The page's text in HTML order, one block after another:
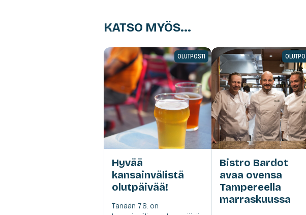
KATSO MYÖS...
OLUTPOSTI
Hyvää
kansainvälistä
olutpäivää!
Tänään 7.8. on
Bistro Bardot
avaa ovensa
Tampereella
marraskuussa